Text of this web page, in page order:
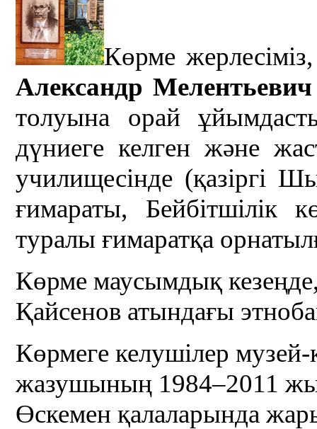
Көрме
Александр
толуына орай
дүниеге келген және
училищесінде (қазіргі
ғимараты, Бейбітшілік
туралы ғимаратқа
Көрме маусымдық
Қайсенов атындағы
Көрмеге келушілер
жазушының 1984–2011
Өскемен қалаларында